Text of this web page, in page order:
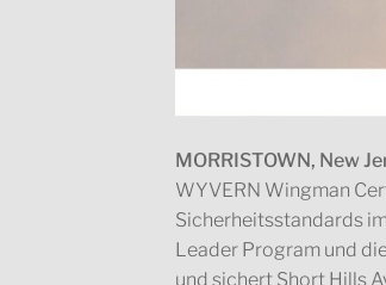
MORRISTOWN, New
WYVERN Wingman
Sicherheitsstandards
Leader Program und
und sichert Short Hills